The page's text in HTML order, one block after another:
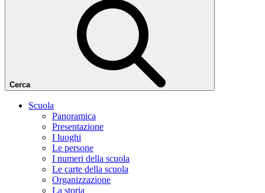
Cerca
Scuola
Panoramica
Presentazione
I luoghi
Le persone
I numeri della scuola
Le carte della scuola
Organizzazione
La storia